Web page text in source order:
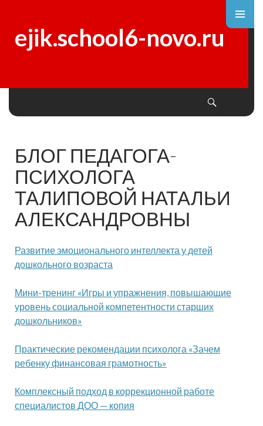
ejik.school6-novo.ru
БЛОГ ПЕДАГОГА-
ПСИХОЛОГА
ТАЛИПОВОЙ НАТАЛЬИ
АЛЕКСАНДРОВНЫ
Развитие эмоционального интеллекта у детей
дошкольного возраста
Мини-тренинг «Игры и упражнения, повышающие
уровень социальной компетентности старших
дошкольников»
Практические рекомендации психолога «Зачем
ребенку финансовая грамотность»
Комплексный подход в коррекционной работе
специалистов ДОО — копия